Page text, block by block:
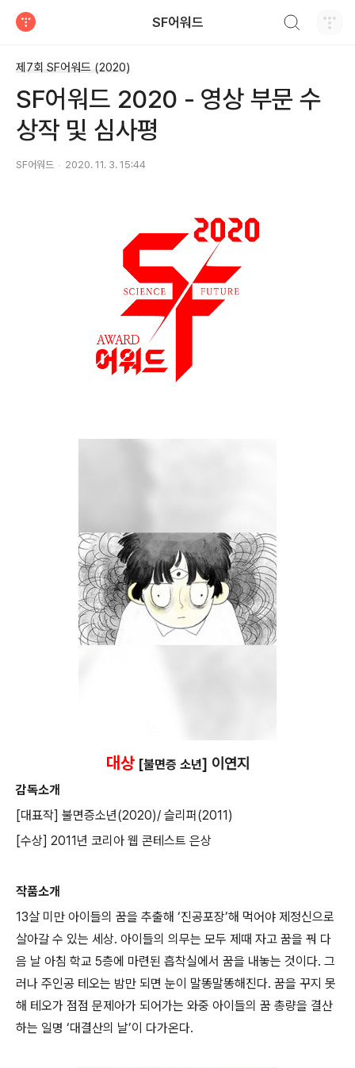
SF어워드
제7회 SF어워드 (2020)
SF어워드 2020 - 영상 부문 수
상작 및 심사평
SF어워드 2020. 11. 3. 15:44
대상[불면증 소년] 이연지
감독소개
[대표작] 불면증소년(2020)/ 슬리퍼(2011)
[수상] 2011년 코리아 웹 콘테스트 은상
작품소개
13살 미만 아이들의 꿈을 추출해 ‘진공포장’해 먹어야 제정신으로
살아갈 수 있는 세상. 아이들의 의무는 모두 제때 자고 꿈을 꿔 다
음 날 아침 학교 5층에 마련된 흡착실에서 꿈을 내놓는 것이다. 그
러나 주인공 테오는 밤만 되면 눈이 말똥말똥해진다. 꿈을 꾸지 못
해 테오가 점점 문제아가 되어가는 와중 아이들의 꿈 총량을 결산
하는 일명 ‘대결산의 날’이 다가온다.